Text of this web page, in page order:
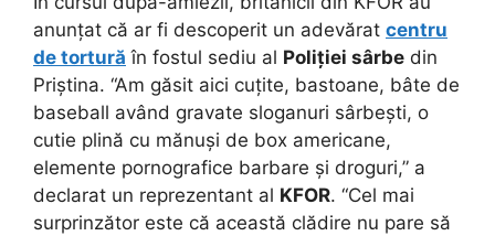
anunțat că ar fi descoperit un adevărat centru
de tortură în fostul sediu al Poliției sârbe din
Priștina. “Am găsit aici cuțite, bastoane, bâte de
baseball având gravate sloganuri sârbești, o
cutie plină cu mănuși de box americane,
elemente pornografice barbare și droguri,” a
declarat un reprezentant al KFOR. “Cel mai
surprinzător este că această clădire nu pare să